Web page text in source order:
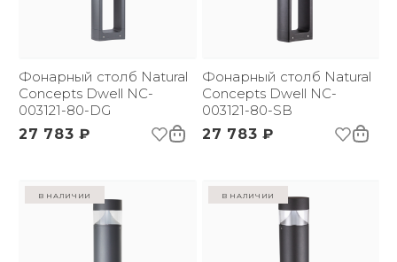
Фонарный столб Natural
Concepts Dwell NC-
003121-80-DG
27 783 ₽
Фонарный столб Natural
Concepts Dwell NC-
003121-80-SB
27 783 ₽
в наличии в наличии